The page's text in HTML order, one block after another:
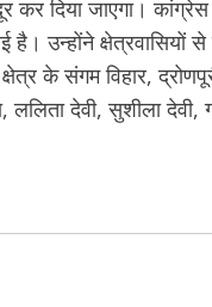
दिया जाएगा।
क्षेत्रवासियों से
के संगम विहार,
देवी, सुशीला देवी,